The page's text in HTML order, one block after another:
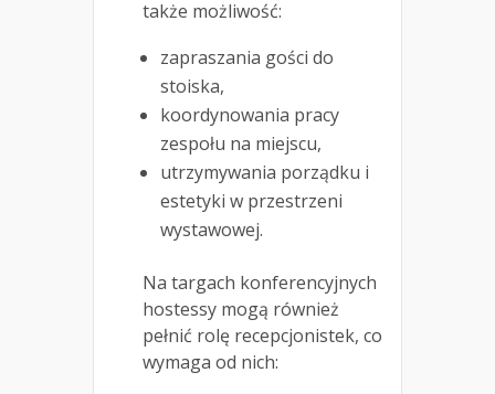
także możliwość:
zapraszania gości do
stoiska,
koordynowania pracy
zespołu na miejscu,
utrzymywania porządku i
estetyki w przestrzeni
wystawowej.
Na targach konferencyjnych
hostessy mogą również
pełnić rolę recepcjonistek, co
wymaga od nich: